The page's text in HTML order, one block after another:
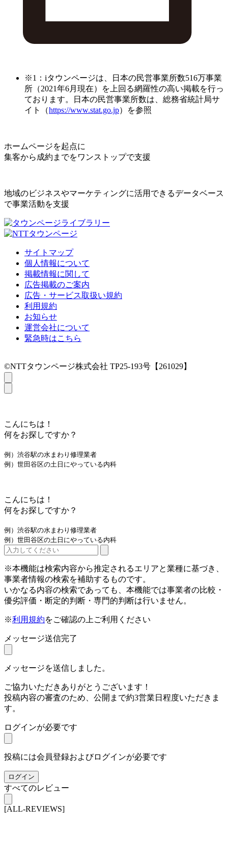
※1：iタウンページは、日本の民営事業所数516万事業
所（2021年6月現在）を上回る網羅性の高い掲載を行っ
ております。日本の民営事業所数は、総務省統計局サ
イト（https://www.stat.go.jp）を参照
ホームページを起点に
集客から成約までをワンストップで支援
地域のビジネスやマーケティングに活用できるデータベース
で事業活動を支援
サイトマップ
個人情報について
掲載情報に関して
広告掲載のご案内
広告・サービス取扱い規約
利用規約
お知らせ
運営会社について
緊急時はこちら
©NTTタウンページ株式会社 TP25-193号【261029】
こんにちは！
何をお探しですか？
例）渋谷駅の水まわり修理業者
例）世田谷区の土日にやっている内科
こんにちは！
何をお探しですか？
例）渋谷駅の水まわり修理業者
例）世田谷区の土日にやっている内科
※本機能は検索内容から推定されるエリアと業種に基づき、
事業者情報の検索を補助するものです。
いかなる内容の検索であっても、本機能では事業者の比較・
優劣評価・断定的判断・専門的判断は行いません。
※利用規約をご確認の上ご利用ください
メッセージ送信完了
メッセージを送信しました。
ご協力いただきありがとうございます！
投稿内容の審査のため、公開まで約3営業日程度いただきま
す。
ログインが必要です
投稿には会員登録およびログインが必要です
ログイン
すべてのレビュー
[ALL-REVIEWS]